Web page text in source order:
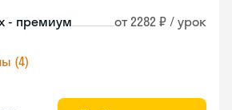
- премиум от 2282 ₽ / урок
(4)